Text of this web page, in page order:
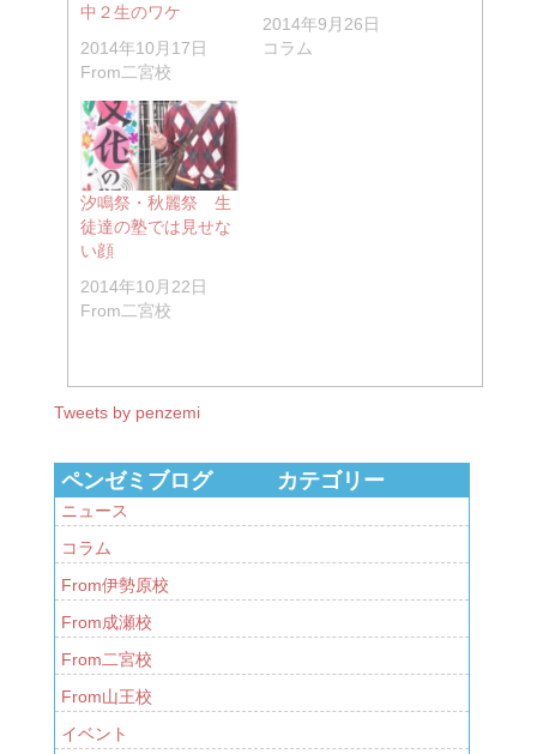
中２生のワケ
2014年10月17日
From二宮校
2014年9月26日
コラム
汐鳴祭・秋麗祭 生
徒達の塾では見せな
い顔
2014年10月22日
From二宮校
Tweets by penzemi
ペンゼミブログ カテゴリー
ニュース
コラム
From伊勢原校
From成瀬校
From二宮校
From山王校
イベント